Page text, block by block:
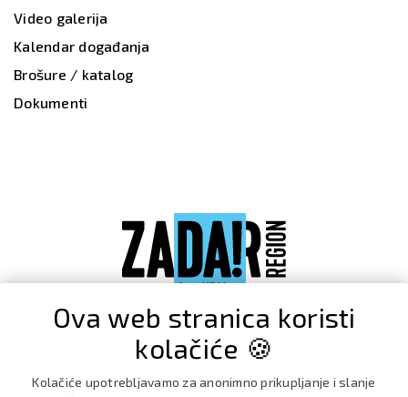
Video galerija
Kalendar događanja
Brošure / katalog
Dokumenti
Ova web stranica koristi
kolačiće 🍪
Kolačiće upotrebljavamo za anonimno prikupljanje i slanje